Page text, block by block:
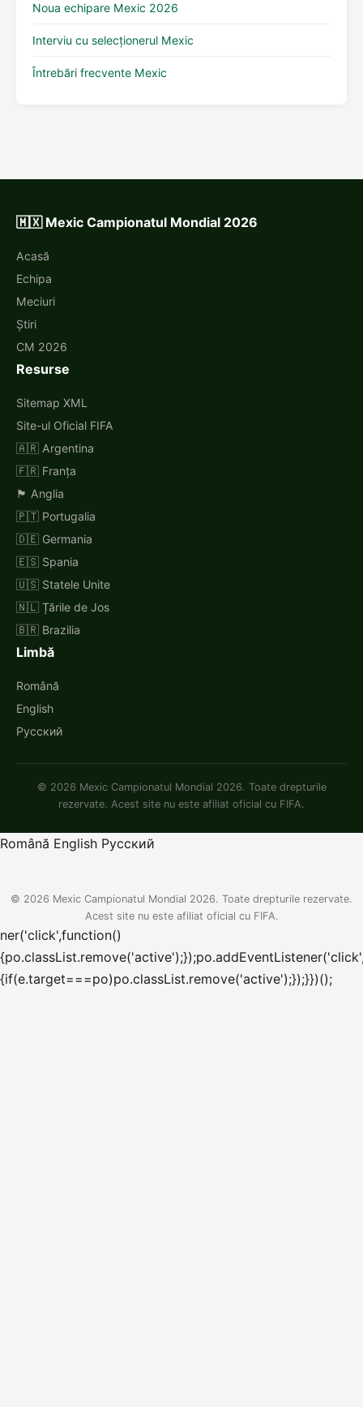
Noua echipare Mexic 2026
Interviu cu selecționerul Mexic
Întrebări frecvente Mexic
🇲🇽 Mexic Campionatul Mondial 2026
Acasă
Echipa
Meciuri
Știri
CM 2026
Resurse
Sitemap XML
Site-ul Oficial FIFA
🇦🇷 Argentina
🇫🇷 Franța
🏴󠁧󠁢󠁥󠁮󠁧󠁿 Anglia
🇵🇹 Portugalia
🇩🇪 Germania
🇪🇸 Spania
🇺🇸 Statele Unite
🇳🇱 Țările de Jos
🇧🇷 Brazilia
Limbă
Română
English
Русский
© 2026 Mexic Campionatul Mondial 2026. Toate drepturile
rezervate. Acest site nu este afiliat oficial cu FIFA.
Română English Русский
© 2026 Mexic Campionatul Mondial 2026. Toate drepturile rezervate.
Acest site nu este afiliat oficial cu FIFA.
ner('click',function()
{if(e.target===po)po.classList.remove('active');});}})();